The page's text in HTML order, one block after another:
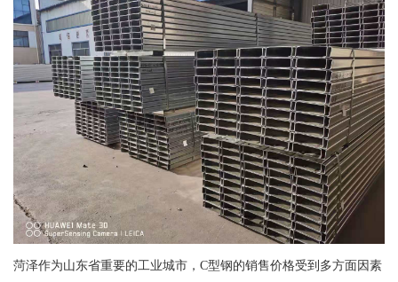
菏泽作为山东省重要的工业城市，C型钢的销售价格受到多方面因素